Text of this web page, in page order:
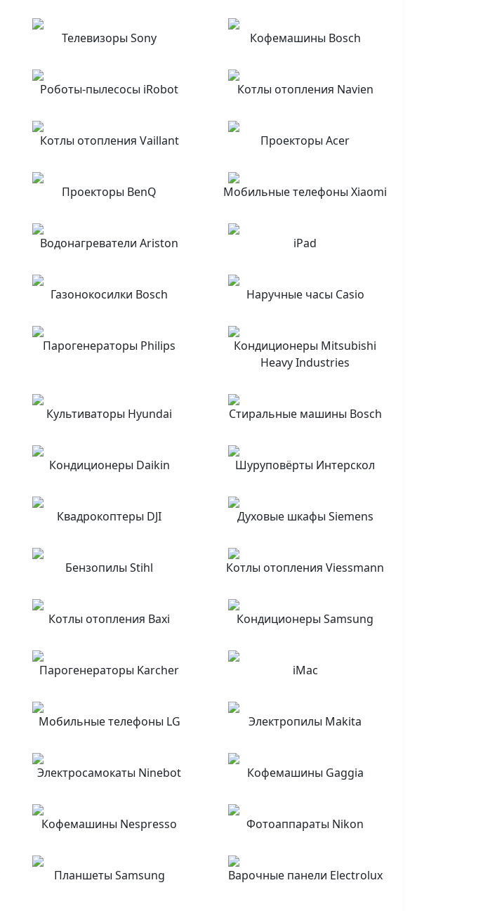
Телевизоры Sony Кофемашины Bosch
Роботы-пылесосы iRobot Котлы отопления Navien
Котлы отопления Vaillant Проекторы Acer
Проекторы BenQ Мобильные телефоны Xiaomi
Водонагреватели Ariston iPad
Газонокосилки Bosch Наручные часы Casio
Парогенераторы Philips
Кондиционеры Mitsubishi
Heavy Industries
Культиваторы Hyundai Стиральные машины Bosch
Кондиционеры Daikin Шуруповёрты Интерскол
Квадрокоптеры DJI Духовые шкафы Siemens
Бензопилы Stihl Котлы отопления Viessmann
Котлы отопления Baxi Кондиционеры Samsung
Парогенераторы Karcher iMac
Мобильные телефоны LG Электропилы Makita
Электросамокаты Ninebot Кофемашины Gaggia
Кофемашины Nespresso Фотоаппараты Nikon
Планшеты Samsung Варочные панели Electrolux